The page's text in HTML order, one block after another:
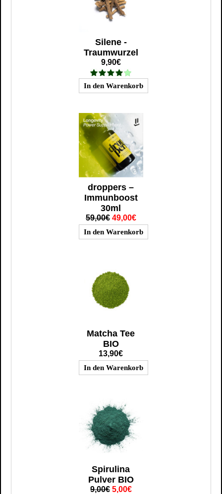
Silene -
Traumwurzel
9,90€
droppers –
Immunboost
30ml
59,00€ 49,00€
Matcha Tee
BIO
13,90€
Spirulina
Pulver BIO
9,00€ 5,00€